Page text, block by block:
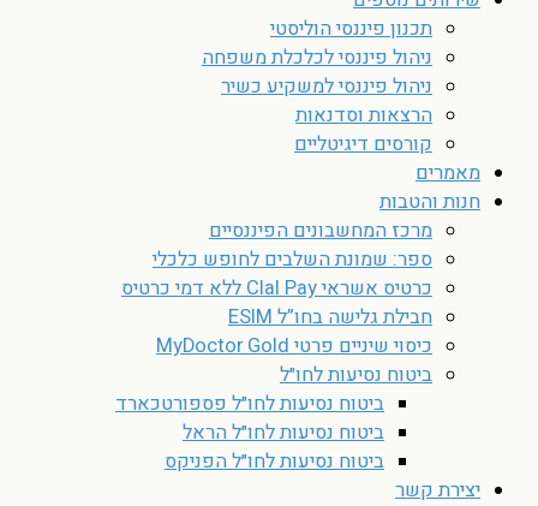
תכנון פיננסי הוליסטי
ניהול פיננסי לכלכלת משפחה
ניהול פיננסי למשקיע כשיר
הרצאות וסדנאות
קורסים דיגיטליים
מאמרים
חנות והטבות
מרכז המחשבונים הפיננסיים
ספר: שמונת השלבים לחופש כלכלי
כרטיס אשראי Clal Pay ללא דמי כרטיס
חבילת גלישה בחו”ל ESIM
כיסוי שיניים פרטי MyDoctor Gold
ביטוח נסיעות לחו״ל
ביטוח נסיעות לחו״ל פספורטכארד
ביטוח נסיעות לחו״ל הראל
ביטוח נסיעות לחו״ל הפניקס
יצירת קשר